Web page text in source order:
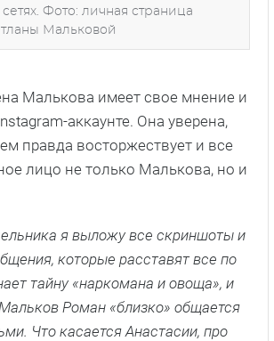
Фото: личная страница
Мальковой
Малькова имеет свое мнение и
аккаунте. Она уверена,
правда восторжествует и все
лицо не только Малькова, но и
я выложу все скриншоты и
которые расставят все по
тайну «наркомана и овоща», и
Роман «близко» общается
Что касается Анастасии, про